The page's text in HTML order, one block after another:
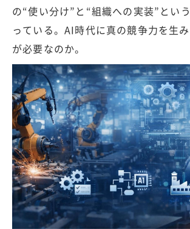
の“使い分け”と“組織への実装”とい
っている。AI時代に真の競争力を生
が必要なのか。